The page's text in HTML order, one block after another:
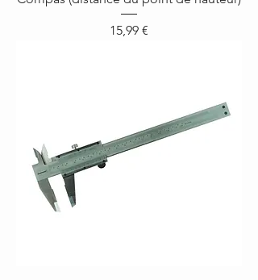
Prix
15,99 €